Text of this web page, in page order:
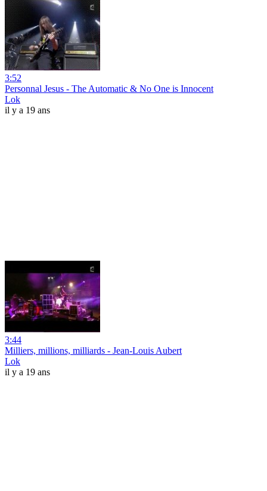
3:52
Personnal Jesus - The Automatic & No One is Innocent
Lok
il y a 19 ans
3:44
Milliers, millions, milliards - Jean-Louis Aubert
Lok
il y a 19 ans